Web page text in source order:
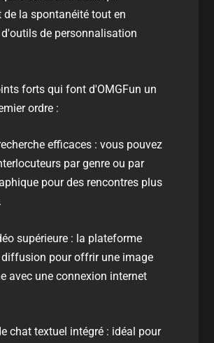
de la spontanéité tout en
de personnalisation
forts qui font d'OMGFun un
ordre :
efficaces : vous pouvez
par genre ou par
pour des rencontres plus
supérieure : la plateforme
pour offrir une image
avec une connexion internet
chat textuel intégré : idéal pour